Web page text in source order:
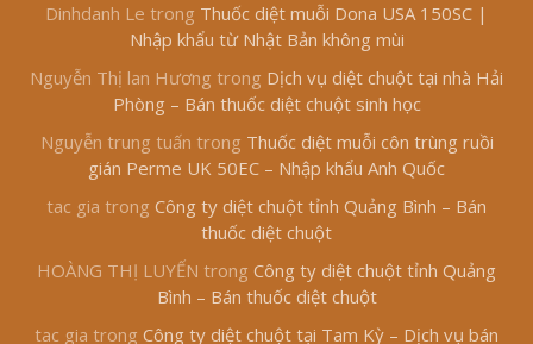
Dinhdanh Le trong Thuốc diệt muỗi Dona USA 150SC |
Nhập khẩu từ Nhật Bản không mùi
Nguyễn Thị lan Hương trong Dịch vụ diệt chuột tại nhà Hải
Phòng – Bán thuốc diệt chuột sinh học
Nguyễn trung tuấn trong Thuốc diệt muỗi côn trùng ruồi
gián Perme UK 50EC – Nhập khẩu Anh Quốc
tac gia trong Công ty diệt chuột tỉnh Quảng Bình – Bán
thuốc diệt chuột
HOÀNG THỊ LUYẾN trong Công ty diệt chuột tỉnh Quảng
Bình – Bán thuốc diệt chuột
tac gia trong Công ty diệt chuột tại Tam Kỳ – Dịch vụ bán